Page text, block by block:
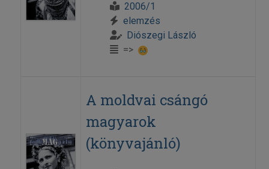
2006/1
elemzés
Diószegi László
=>
A moldvai csángó
magyarok
(könyvajánló)